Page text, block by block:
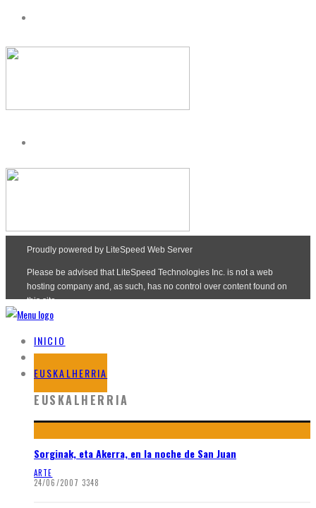
INICIO
BLOG
EUSKALHERRIA
EUSKALHERRIA
Sorginak, eta Akerra, en la noche de San Juan
ARTE
24/06/2007 3348